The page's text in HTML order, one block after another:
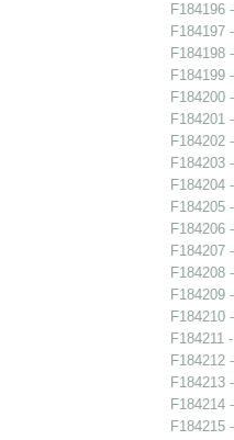
F184196
F184197
F184198
F184199
F184200
F184201
F184202
F184203
F184204
F184205
F184206
F184207
F184208
F184209
F184210
F184211
F184212
F184213
F184214
F184215